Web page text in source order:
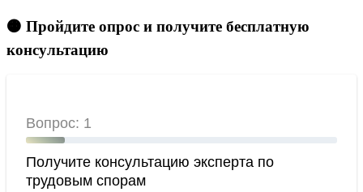
🟠 Пройдите опрос и получите бесплатную
консультацию